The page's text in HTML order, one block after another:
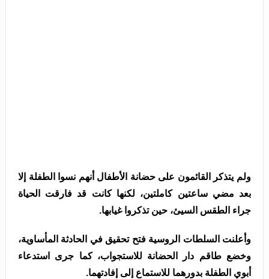
ولم يتذكر القائمون على حضانة الأطفال أنهم نسوا الطفلة إلا
بعد مضي ساعتين كاملتين، لكنها كانت قد فارقت الحياة
جراء الطقس السيئ، حين تذكروا غيابها.
وأعلنت السلطات الروسية فتح تحقيق في الحادثة المأساوية،
وخضع طاقم دار الحضانة للاستجواب، كما جرى استدعاء
أبوي الطفلة بدورهما للاستماع إلى إفادتهما.